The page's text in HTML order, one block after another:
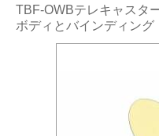
TBF-OWBテレキャスタ
ボディとバインディング